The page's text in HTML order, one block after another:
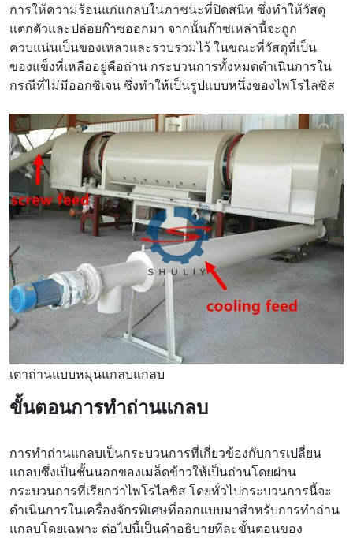
การให้ความร้อนแก่แกลบในภาชนะที่ปิดสนิท ซึ่งทำให้วัสดุ
แตกตัวและปล่อยก๊าซออกมา จากนั้นก๊าซเหล่านี้จะถูก
ควบแน่นเป็นของเหลวและรวบรวมไว้ ในขณะที่วัสดุที่เป็น
ของแข็งที่เหลืออยู่คือถ่าน กระบวนการทั้งหมดดำเนินการใน
กรณีที่ไม่มีออกซิเจน ซึ่งทำให้เป็นรูปแบบหนึ่งของไพโรไลซิส
เตาถ่านแบบหมุนแกลบแกลบ
ขั้นตอนการทำถ่านแกลบ
การทำถ่านแกลบเป็นกระบวนการที่เกี่ยวข้องกับการเปลี่ยน
แกลบซึ่งเป็นชั้นนอกของเมล็ดข้าวให้เป็นถ่านโดยผ่าน
กระบวนการที่เรียกว่าไพโรไลซิส โดยทั่วไปกระบวนการนี้จะ
ดำเนินการในเครื่องจักรพิเศษที่ออกแบบมาสำหรับการทำถ่าน
แกลบโดยเฉพาะ ต่อไปนี้เป็นคำอธิบายทีละขั้นตอนของ